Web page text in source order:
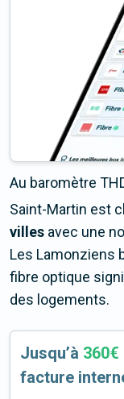
Au baromètre
Saint-Martin est
villes avec une
Les Lamonziens
fibre optique
des logements.
Jusqu’à 360€
facture